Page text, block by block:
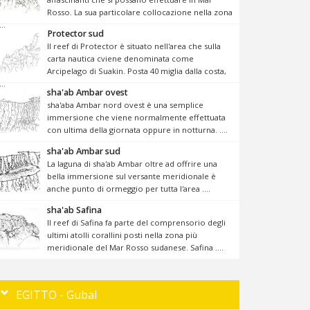
Rosso. La sua particolare collocazione nella zona
Protector sud
Il reef di Protector è situato nell'area che sulla
carta nautica cviene denominata come
Arcipelago di Suakin. Posta 40 miglia dalla costa,
sha'ab Ambar ovest
sha'aba Ambar nord ovest è una semplice
immersione che viene normalmente effettuata
con ultima della giornata oppure in notturna. ....
sha'ab Ambar sud
La laguna di sha'ab Ambar oltre ad offrire una
bella immersione sul versante meridionale è
anche punto di ormeggio per tutta l'area ....
sha'ab Safina
Il reef di Safina fa parte del comprensorio degli
ultimi atolli corallini posti nella zona più
meridionale del Mar Rosso sudanese. Safina ....
EGITTO - Gubal